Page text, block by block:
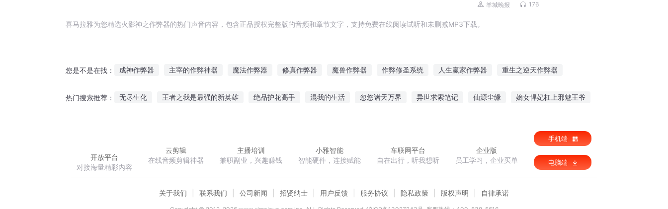
羊城晚报 176
喜马拉雅为您精选火影神之作弊器的热门声音内容，包含正品授权完整版的音频和章节文字，支持免费在线阅读试听和未删减MP3下载。
您是不是在找： 成神作弊器 主宰的作弊神器 魔法作弊器 修真作弊器 魔兽作弊器 作弊修圣系统 人生赢家作弊器 重生之逆天作弊器
无限作弊器 三界修仙作弊器 超能作弊器 修仙作弊 作弊之王 火影之超级作弊器 我有无敌作弊器 宅斗作弊器
热门搜索推荐： 无尽生化 王者之我是最强的新英雄 绝品护花高手 混我的生活 忽悠诸天万界 异世求索笔记 仙源尘缘 嫡女悍妃杠上邪魅王爷
开放平台
对接海量精彩内容
云剪辑
在线音频剪辑神器
主播培训
兼职副业，兴趣赚钱
小雅智能
智能硬件，连接赋能
车联网平台
自在出行，听我想听
企业版
员工学习，企业买单
手机端
电脑端
关于我们 联系我们 公司新闻 招贤纳士 用户反馈 服务协议 隐私政策 版权声明 自律承诺